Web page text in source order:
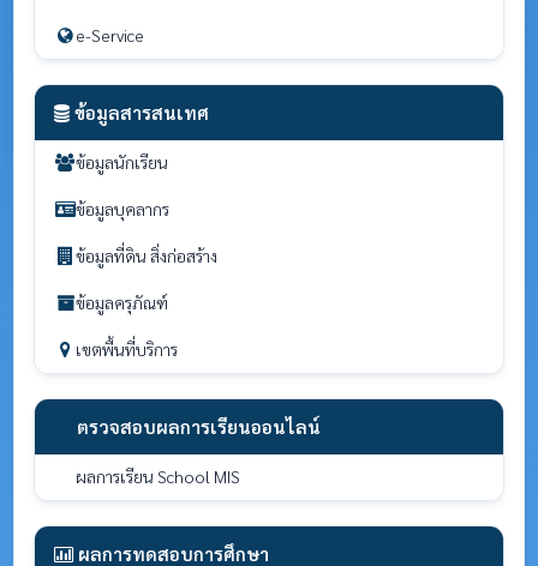
e-Service
ข้อมูลสารสนเทศ
ข้อมูลนักเรียน
ข้อมูลบุคลากร
ข้อมูลที่ดิน สิ่งก่อสร้าง
ข้อมูลครุภัณฑ์
เขตพื้นที่บริการ
ตรวจสอบผลการเรียนออนไลน์
ผลการเรียน School MIS
ผลการทดสอบการศึกษา